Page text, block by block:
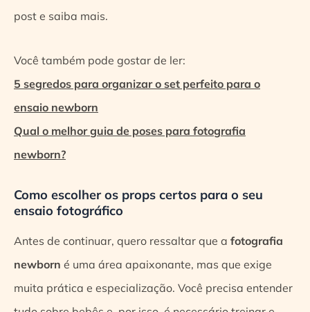
post e saiba mais.
Você também pode gostar de ler:
5 segredos para organizar o set perfeito para o
ensaio newborn
Qual o melhor guia de poses para fotografia
newborn?
Como escolher os props certos para o seu
ensaio fotográfico
Antes de continuar, quero ressaltar que a fotografia
newborn é uma área apaixonante, mas que exige
muita prática e especialização. Você precisa entender